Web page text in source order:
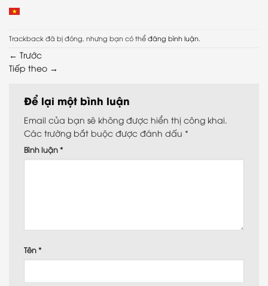
Trackback đã bị đóng, nhưng bạn có thể đăng bình luận.
← Trước
Tiếp theo →
Để lại một bình luận
Email của bạn sẽ không được hiển thị công khai.
Các trường bắt buộc được đánh dấu *
Bình luận *
Tên *